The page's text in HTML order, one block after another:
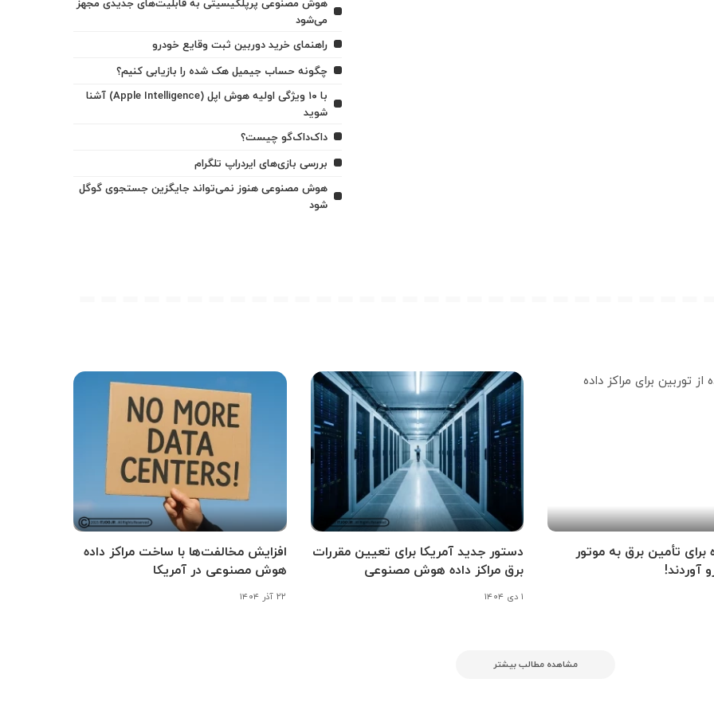
هوش مصنوعی پرپلکیسیتی به قابلیت‌های جدیدی مجهز
می‌شود
راهنمای خرید دوربین ثبت وقایع خودرو
چگونه حساب جیمیل هک شده را بازیابی کنیم؟
با ۱۰ ویژگی اولیه هوش اپل (Apple Intelligence) آشنا
شوید
داک‌داک‌گو چیست؟
بررسی بازی‌های ایردراپ تلگرام
هوش مصنوعی هنوز نمی‌تواند جایگزین جستجوی گوگل
شود
برای تأمین برق به موتور
آوردند!
دستور جدید آمریکا برای تعیین مقررات
برق مراکز داده هوش مصنوعی
۱ دی ۱۴۰۴
افزایش مخالفت‌ها با ساخت مراکز داده
هوش مصنوعی در آمریکا
۲۲ آذر ۱۴۰۴
مشاهده مطالب بیشتر